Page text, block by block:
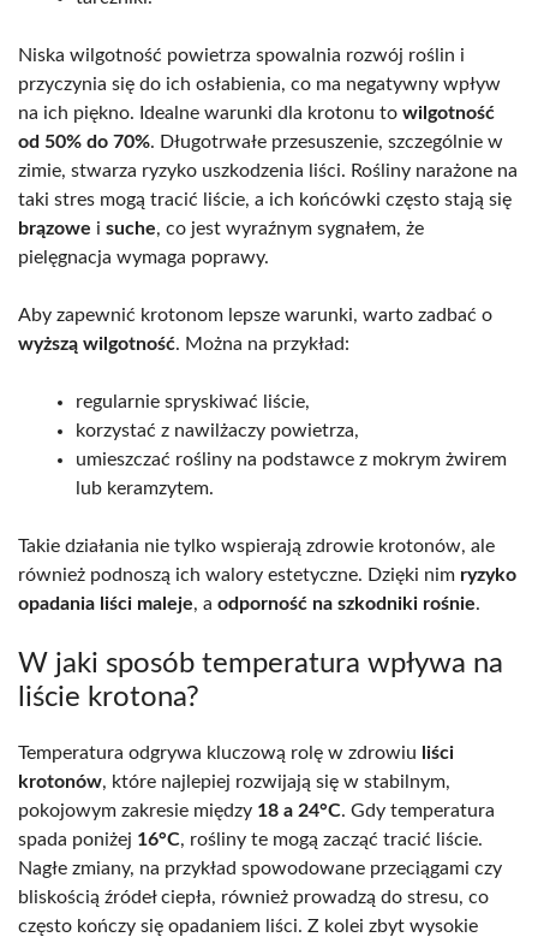
Niska wilgotność powietrza spowalnia rozwój roślin i
przyczynia się do ich osłabienia, co ma negatywny wpływ
na ich piękno. Idealne warunki dla krotonu to wilgotność
od 50% do 70%. Długotrwałe przesuszenie, szczególnie w
zimie, stwarza ryzyko uszkodzenia liści. Rośliny narażone na
taki stres mogą tracić liście, a ich końcówki często stają się
brązowe i suche, co jest wyraźnym sygnałem, że
pielęgnacja wymaga poprawy.
Aby zapewnić krotonom lepsze warunki, warto zadbać o
wyższą wilgotność. Można na przykład:
regularnie spryskiwać liście,
korzystać z nawilżaczy powietrza,
umieszczać rośliny na podstawce z mokrym żwirem
lub keramzytem.
Takie działania nie tylko wspierają zdrowie krotonów, ale
również podnoszą ich walory estetyczne. Dzięki nim ryzyko
opadania liści maleje, a odporność na szkodniki rośnie.
W jaki sposób temperatura wpływa na
liście krotona?
Temperatura odgrywa kluczową rolę w zdrowiu liści
krotonów, które najlepiej rozwijają się w stabilnym,
pokojowym zakresie między 18 a 24°C. Gdy temperatura
spada poniżej 16°C, rośliny te mogą zacząć tracić liście.
Nagłe zmiany, na przykład spowodowane przeciągami czy
bliskością źródeł ciepła, również prowadzą do stresu, co
często kończy się opadaniem liści. Z kolei zbyt wysokie